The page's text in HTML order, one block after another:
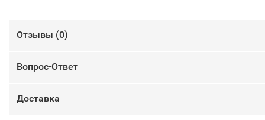
Отзывы (0)
Вопрос-Ответ
Доставка